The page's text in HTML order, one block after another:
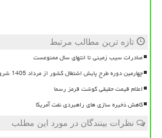
تازه ترین مطالب مرتبط
صادرات سیب زمینی تا انتهای سال ممنوعست
چهارمین دوره طرح پایش اشتغال کشور از مرداد 1405 شروع می شود
اعلام قیمت حقیقی گوشت قرمز رسما
کاهش ذخیره سازی های راهبردی نفت آمریکا
نظرات بینندگان در مورد این مطلب